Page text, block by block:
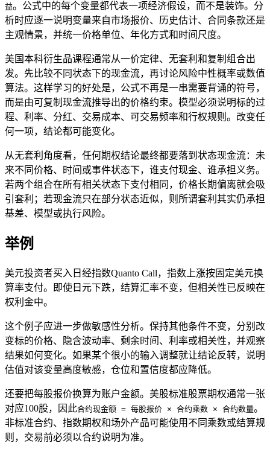
益。公式中的每个变量都代表一项经济假设，而不是装饰。分
析时应逐一说明变量来自市场报价、历史估计、合同条款还是
主观情景，并统一价格单位、年化方式和时间尺度。
美国本科衍生品课程通常从一价定律、无套利和复制组合出
发。先比较不同状态下的现金流，再讨论风险中性概率或数值
算法。这样学习的好处是，公式不再是一串需要背诵的符号，
而是由可复制现金流推导出的价格约束。模型必须说明标的过
程、利率、分红、交易成本、可交易频率和行权规则。改变任
何一项，结论都可能变化。
从无套利角度看，任何期权结论最终都要落到状态现金流：未
来不同价格、时间或事件状态下，谁支付现金、谁承担义务。
若两个组合在所有相关状态下支付相同，价格长期偏离就会吸
引套利；若现金流只在部分状态近似，则所谓套利其实仍承担
基差、模型或执行风险。
举例
美元投资者买入日经指数Quanto Call，指数上涨按固定美元换
算率支付。即使日元下跌，结算汇率不变，但相关性已反映在
权利金中。
这个例子应进一步做敏感性分析。保持其他条件不变，分别改
变标的价格、隐含波动率、剩余时间、利率或相关性，并观察
结果如何变化。如果某个很小的输入调整就让结论反转，说明
估值对该变量高度敏感，仓位和置信度都应降低。
还要把每股报价换算为账户金额。美股标准股票期权通常一张
对应100股，因此合约现金额 = 每股报价 × 合约乘数 × 合约数量。
非标准合约、指数期权和场外产品可能使用不同乘数或结算规
则，交易前必须以合约说明为准。